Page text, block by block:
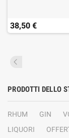
38,50 €
PRODOTTI DELLO
RHUM GIN
LIQUORI